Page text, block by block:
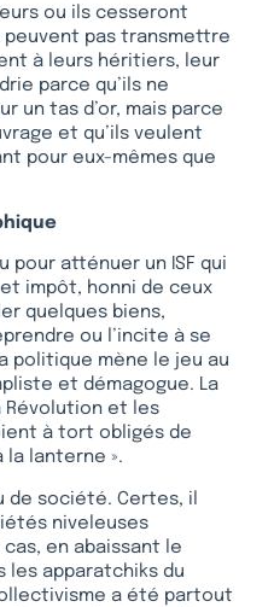
ou ils cesseront
peuvent pas transmettre
à leurs héritiers, leur
parce qu’ils ne
un tas d’or, mais parce
et qu’ils veulent
pour eux-mêmes que
pour atténuer un ISF qui
impôt, honni de ceux
quelques biens,
ou l’incite à se
politique mène le jeu au
et démagogue. La
Révolution et les
à tort obligés de
la lanterne ».
de société. Certes, il
niveleuses
en abaissant le
les apparatchiks du
a été partout